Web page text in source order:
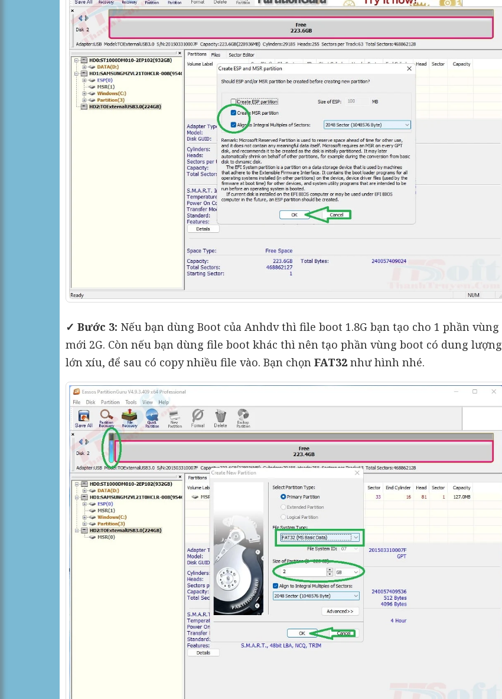
✓ Bước 3: Nếu bạn dùng Boot của Anhdv thì file boot 1.8G bạn tạo cho 1 phần vùng
mới 2G. Còn nếu bạn dùng file boot khác thì nên tạo phần vùng boot có dung lượng
lớn xíu, để sau có copy nhiều file vào. Bạn chọn FAT32như hình nhé.